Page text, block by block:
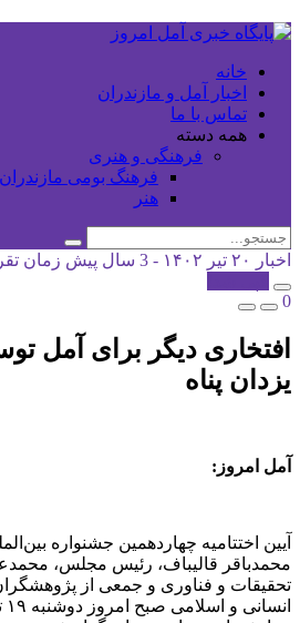
خانه
اخبار آمل و مازندران
تماس با ما
همه دسته
فرهنگی و هنری
فرهنگ بومی مازندران
هنر
اخبار ۲۰ تیر ۱۴۰۲ - 3 سال پیش
زمان
0
افتخاری دیگر برای آمل
یزدان پناه
آمل امروز:
آیین اختتامیه چهاردهمین جشنواره
محمدباقر قالیباف، رئیس مجلس،
تحقیقات و فناوری و جمعی از